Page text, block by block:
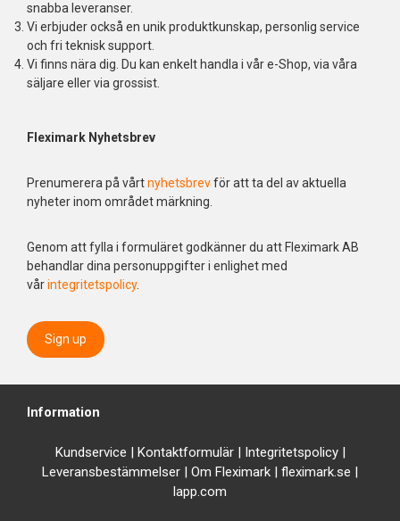
snabba leveranser.
Vi erbjuder också en unik produktkunskap, personlig service
och fri teknisk support.
Vi finns nära dig. Du kan enkelt handla i vår e-Shop, via våra
säljare eller via grossist.
Fleximark Nyhetsbrev
Prenumerera på vårtnyhetsbrevför att ta del av aktuella
nyheter inom området märkning.
Genom att fylla i formuläret godkänner du att Fleximark AB
behandlar dina personuppgifter i enlighet med
vårintegritetspolicy.
Sign up
Information
Kundservice | Kontaktformulär| Integritetspolicy|
Leveransbestämmelser | Om Fleximark | fleximark.se |
lapp.com